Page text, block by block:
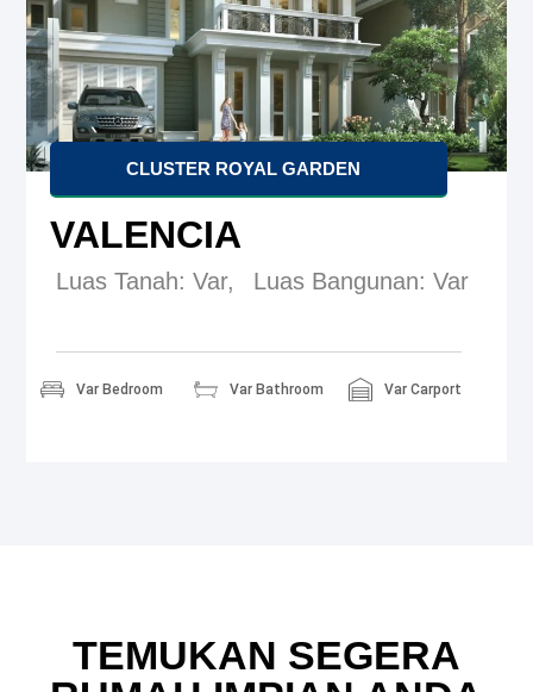
CLUSTER ROYAL GARDEN
VALENCIA
Luas Tanah: Var, Luas Bangunan: Var
Var Bedroom Var Bathroom Var Carport
TEMUKAN SEGERA